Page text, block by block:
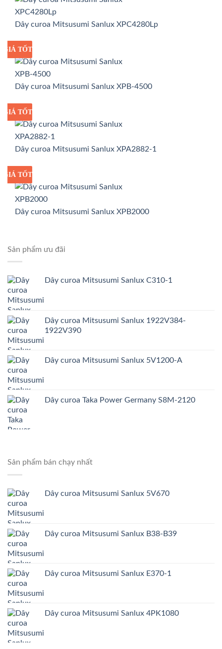
Dây curoa Mitsusumi Sanlux XPC4280Lp
GIÁ SỈ
GIÁ TỐT
Dây curoa Mitsusumi Sanlux XPB-4500
GIÁ SỈ
GIÁ TỐT
Dây curoa Mitsusumi Sanlux XPA2882-1
GIÁ SỈ
GIÁ TỐT
Dây curoa Mitsusumi Sanlux XPB2000
Sản phẩm ưu đãi
Dây curoa Mitsusumi Sanlux C310-1
Dây curoa Mitsusumi Sanlux 1922V384-
1922V390
Dây curoa Mitsusumi Sanlux 5V1200-A
Dây curoa Taka Power Germany S8M-2120
Sản phẩm bán chạy nhất
Dây curoa Mitsusumi Sanlux 5V670
Dây curoa Mitsusumi Sanlux B38-B39
Dây curoa Mitsusumi Sanlux E370-1
Dây curoa Mitsusumi Sanlux 4PK1080